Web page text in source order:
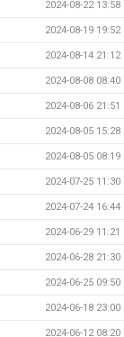
2024-08-22 13:58
2024-08-19 19:52
2024-08-14 21:12
2024-08-08 08:40
2024-08-06 21:51
2024-08-05 15:28
2024-08-05 08:19
2024-07-25 11:30
2024-07-24 16:44
2024-06-29 11:21
2024-06-28 21:30
2024-06-25 09:50
2024-06-18 23:00
2024-06-12 08:20